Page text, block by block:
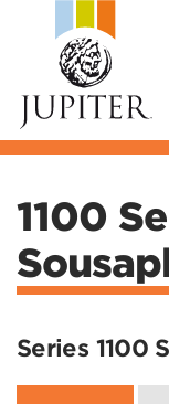
1100
Series 1100